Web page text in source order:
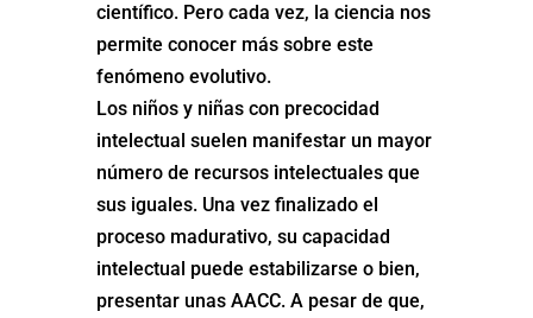
científico. Pero cada vez, la ciencia nos
permite conocer más sobre este
fenómeno evolutivo.
Los niños y niñas con precocidad
intelectual suelen manifestar un mayor
número de recursos intelectuales que
sus iguales. Una vez finalizado el
proceso madurativo, su capacidad
intelectual puede estabilizarse o bien,
presentar unas AACC. A pesar de que,